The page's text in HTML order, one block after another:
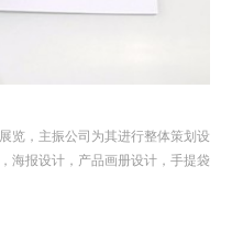
览，主振公司为其进行整体策划设
海报设计，产品画册设计，手提袋